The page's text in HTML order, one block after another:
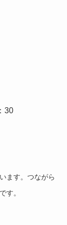
30
ます。つながら
す。